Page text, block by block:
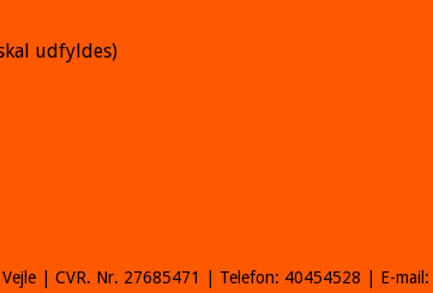
udfyldes)
| CVR. Nr. 27685471 | Telefon: 40454528 | E-mail: